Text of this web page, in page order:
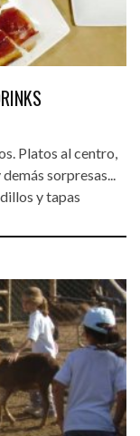
Platos al centro,
sorpresas...
y tapas